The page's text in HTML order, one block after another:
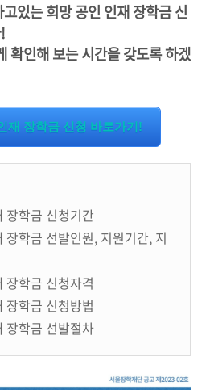
있는 희망 공인 인재 장학금 신
확인해 보는 시간을 갖도록 하겠
재 장학금 신청 바로가기!
장학금 신청기간
학금 선발인원, 지원기간, 지
장학금 신청자격
장학금 신청방법
장학금 선발절차